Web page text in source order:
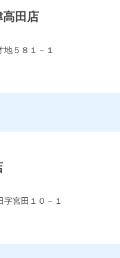
高田店
５８１－１
宮田１０－１